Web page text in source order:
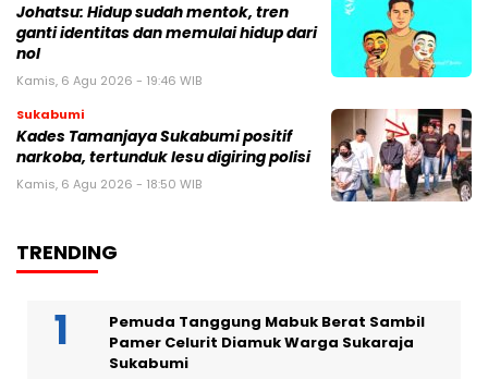
Johatsu: Hidup sudah mentok, tren
ganti identitas dan memulai hidup dari
nol
Kamis, 6 Agu 2026 - 19:46 WIB
Sukabumi
Kades Tamanjaya Sukabumi positif
narkoba, tertunduk lesu digiring polisi
Kamis, 6 Agu 2026 - 18:50 WIB
TRENDING
Pemuda Tanggung Mabuk Berat Sambil
Pamer Celurit Diamuk Warga Sukaraja
Sukabumi